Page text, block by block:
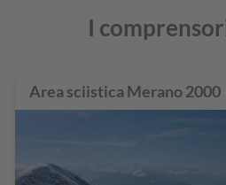
I
Area sciistica Merano 2000